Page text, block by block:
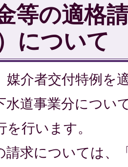
等の適格
について
媒介者交付特例を
水道事業分につい
行います。
請求については、